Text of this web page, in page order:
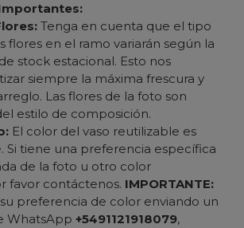
Tenga en cuenta que el tipo
flores en el ramo variarán según la
stock estacional. Esto nos
siempre la máxima frescura y
Las flores de la foto son
estilo de composición.
El color del vaso reutilizable es
Si tiene una preferencia específica
de la foto u otro color
favor contáctenos. IMPORTANTE:
su preferencia de color enviando un
WhatsApp +5491121918079,